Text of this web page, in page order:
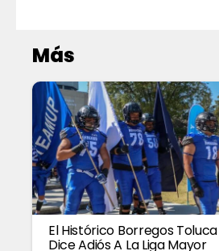
Más
El Histórico Borregos Toluca
Dice Adiós A La Liga Mayor